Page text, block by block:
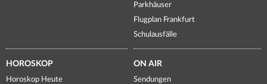
Parkhäuser
Flugplan Frankfurt
Schulausfälle
HOROSKOP
Horoskop Heute
ON AIR
Sendungen